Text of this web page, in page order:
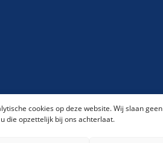
cookies op deze website. Wij slaan geen
die opzettelijk bij ons achterlaat.